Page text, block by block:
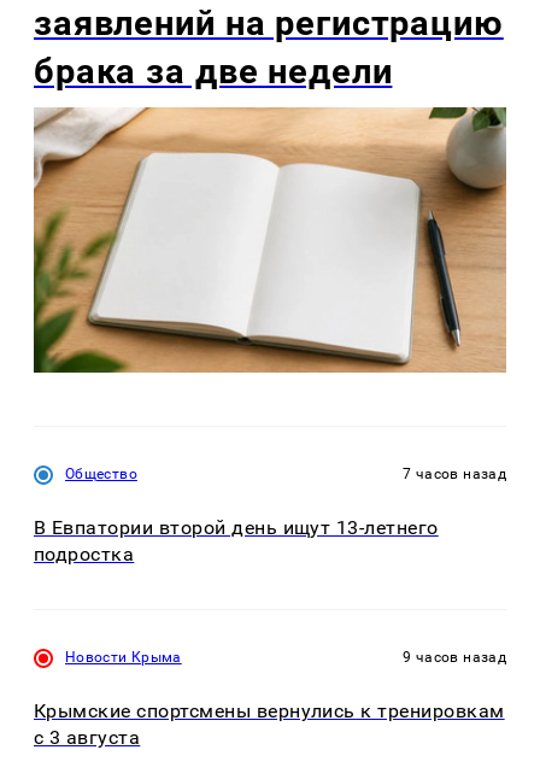
заявлений на регистрацию
брака за две недели
Общество 7 часов назад
В Евпатории второй день ищут 13-летнего
подростка
Новости Крыма 9 часов назад
Крымские спортсмены вернулись к тренировкам
с 3 августа